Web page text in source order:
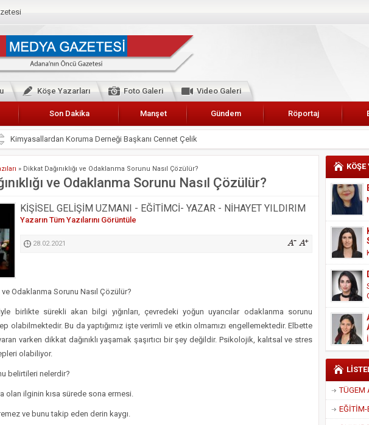
Köşe Yazarları Foto Galeri Video Galeri
Son Dakika Manşet Gündem Röportaj
Kimyasallardan Koruma Derneği Başkanı Cennet Çelik
Başkan Güler’den Başkan Karalar’a hizmet çağrısı
Lokantacılar ve Kebapçılar Esnaf Odası Başkanı Şefik Arslan
Hak-İş Abdurrahman Yücel
HDP İL BİNASININ ÖNÜNDE ANNELER TARİH YAZIYORLAR
CEYHAN TİCARET ODASI
BÖLGEMİZ ÇUKUROVA’DA 2019 YILI PAMUK HASADINA BAŞLANDI
» Dikkat Dağınıklığı ve Odaklanma Sorunu Nasıl Çözülür?
ve Odaklanma Sorunu Nasıl Çözülür?
KİŞİSEL GELİŞİM UZMANI - EĞİTİMCİ- YAZAR - NİHAYET YILDIRIM
Yazarın Tüm Yazılarını Görüntüle
28.02.2021
ve Odaklanma Sorunu Nasıl Çözülür?
birlikte sürekli akan bilgi yığınları, çevredeki yoğun uyarıcılar odaklanma sorunu
olabilmektedir. Bu da yaptığımız işte verimli ve etkin olmamızı engellemektedir. Elbette
varken dikkat dağınıklı yaşamak şaşırtıcı bir şey değildir. Psikolojik, kalıtsal ve stres
olabiliyor.
belirtileri nelerdir?
olan ilginin kısa sürede sona ermesi.
ve bunu takip eden derin kaygı.